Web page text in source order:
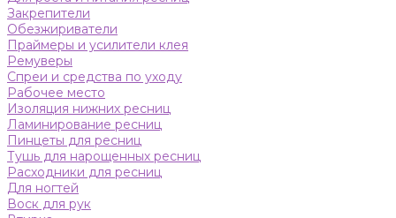
Закрепители
Обезжириватели
Праймеры и усилители клея
Ремуверы
Спреи и средства по уходу
Рабочее место
Изоляция нижних ресниц
Ламинирование ресниц
Пинцеты для ресниц
Тушь для нарощенных ресниц
Расходники для ресниц
Для ногтей
Воск для рук